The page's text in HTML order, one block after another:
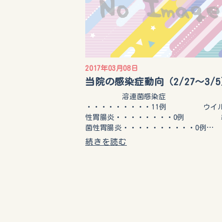
2017年03月08日
当院の感染症動向（2/27～3/5
溶連菌感染症
・・・・・・・・・11例 ウイ
性胃腸炎・・・・・・・・0例
菌性胃腸炎・・・・・・・・・・0例…
続きを読む